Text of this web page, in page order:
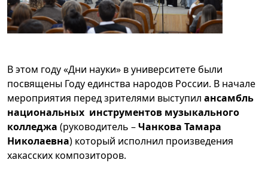
В этом году «Дни науки» в университете были
посвящены Году единства народов России. В начале
мероприятия перед зрителями выступил ансамбль
национальных инструментов музыкального
колледжа (руководитель –Чанкова Тамара
Николаевна) который исполнил произведения
хакасских композиторов.